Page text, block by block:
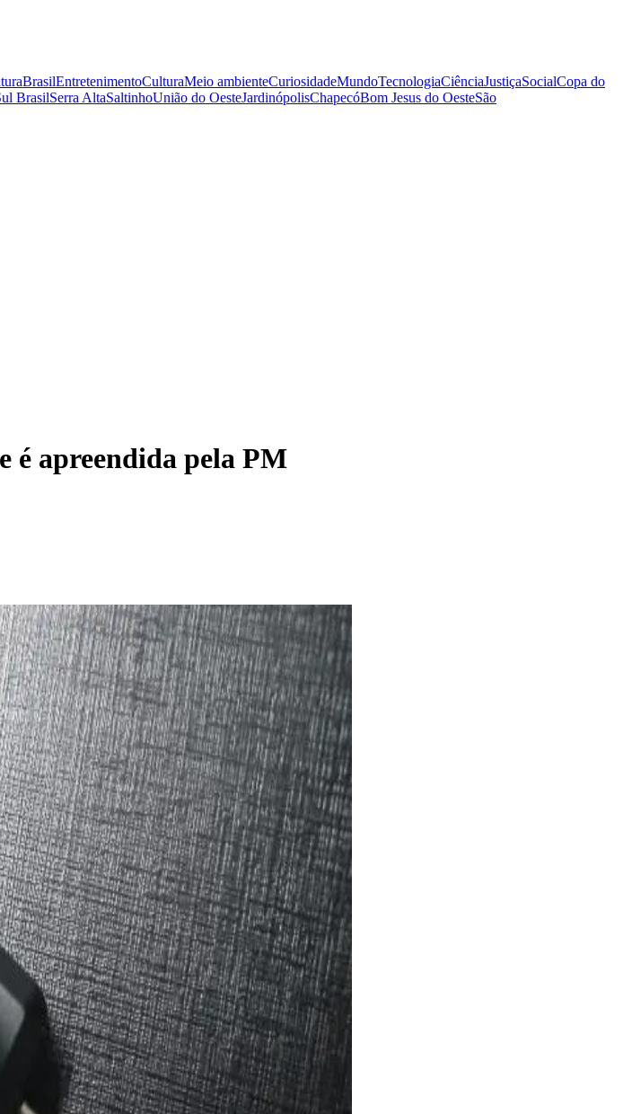
BrasilEntretenimentoCulturaMeio ambienteCuriosidadeMundoTecnologiaCiênciaJustiçaSocialCopa do
BrasilSerra AltaSaltinhoUnião do OesteJardinópolisChapecóBom Jesus do OesteSão
é apreendida pela PM